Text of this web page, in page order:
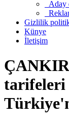
Aday
Gizlilik
Künye
İletişim
tarifeleri